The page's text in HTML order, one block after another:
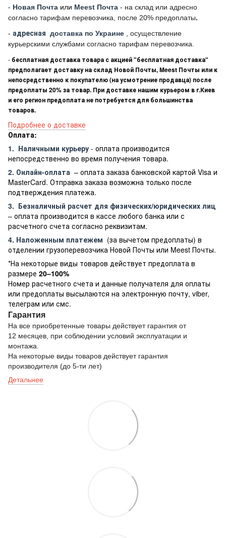
- Новая Почта или Meest Почта - на склад или адресно
согласно тарифам перевозчика, после 20% предоплаты.
- адресная доставка по Украине
, осуществление
курьерскими службами согласно тарифам перевозчика.
- бесплатная доставка товара с акцией "бесплатная доставка"
предполагает доставку на склад Новой Почты, Meest Почты или к
непосредственно к покупателю (на усмотрение продавца) после
предоплаты 20% за товар. При доставке нашим курьером в г.Киев
и его регион предоплата не потребуется для большинства
товаров.
Подробнее о доставке
Оплата:
1. Наличными курьеру - оплата производится
непосредственно во время получения товара.
2. Онлайн-оплата – оплата заказа банковской картой Visa и
MasterCard. Отправка заказа возможна только после
подтверждения платежа.
3. Безналичный расчет для физических/юридических лиц
– оплата производится в кассе любого банка или с
расчетного счета согласно реквизитам.
4. Наложенным платежем (за вычетом предоплаты) в
отделении грузоперевозчика Новой Почты или Meest Почты.
*На некоторые виды товаров действует предоплата в
размере 20–100%
Номер расчетного счета и данные получателя для оплаты
или предоплаты высылаются на электронную почту, viber,
телеграм или смс.
Гарантия
На все приобретенные товары действует гарантия от
12 месяцев, при соблюдении условий эксплуатации и
монтажа.
На некоторые виды товаров действует гарантия
производителя (до 5-ти лет)
Детальнее